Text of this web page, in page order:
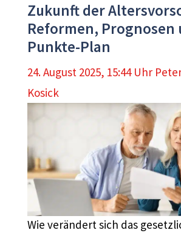
Zukunft der
Reformen, Prognosen
Punkte-Plan
24. August 2025, 15:44 Uhr
Kosick
Wie verändert sich das